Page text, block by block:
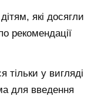
які досягли
рекомендації
тільки у вигляді
для введення